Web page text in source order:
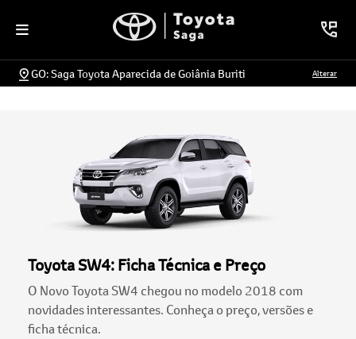
GO: Saga Toyota Aparecida de Goiânia Buriti Alterar
Toyota SW4: Ficha Técnica e Preço
O Novo Toyota SW4 chegou no modelo 2018 com
novidades interessantes. Conheça o preço, versões e
ficha técnica.